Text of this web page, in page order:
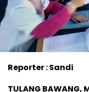
Reporter : Sandi
TULANG